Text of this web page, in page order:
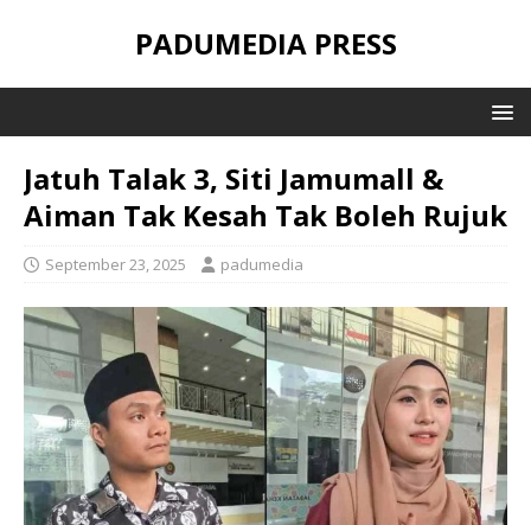
PADUMEDIA PRESS
Jatuh Talak 3, Siti Jamumall &
Aiman Tak Kesah Tak Boleh Rujuk
September 23, 2025 padumedia